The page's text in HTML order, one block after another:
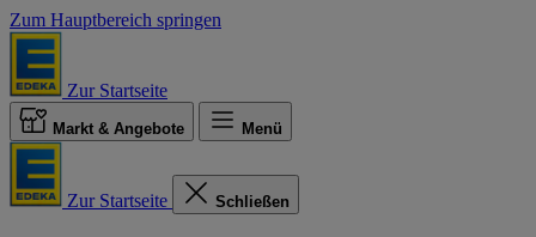
Zum Hauptbereich springen
Zur Startseite
Markt & Angebote Menü
Zur Startseite Schließen